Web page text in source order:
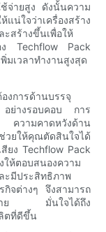
จ่ายสูง ดังนั้นความ
น่ใจว่าเครื่องสร้าง
สร้างขึ้นเพื่อให้
ง Techflow Pack
มเวลาทำงานสูงสุด
งการด้านบรรจุ
ย่างรอบคอบ การ
ความคาดหวังด้าน
วยให้คุณตัดสินใจได้
ยง Techflow Pack
ให้ตอบสนองความ
ะมีประสิทธิภาพ
จต่างๆ จึงสามารถ
ยดาย มั่นใจได้ถึง
ตที่ดีขึ้น